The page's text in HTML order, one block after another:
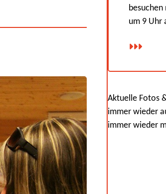
um 9 Uhr
Aktuelle Fotos
immer wieder
immer wieder